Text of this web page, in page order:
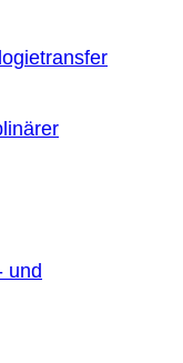
und